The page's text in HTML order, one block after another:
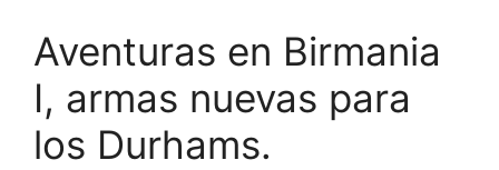
Aventuras en Birmania
I, armas nuevas para
los Durhams.